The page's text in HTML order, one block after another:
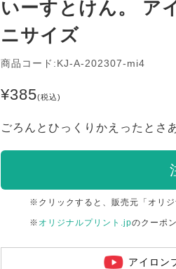
いーすとけん。 ア
ニサイズ
商品コード:KJ-A-202307-mi4
¥385(税込)
ごろんとひっくりかえったとさ
※クリックすると、販売元「オリ
※ オリジナルプリント.jpのクーポ
アイロン